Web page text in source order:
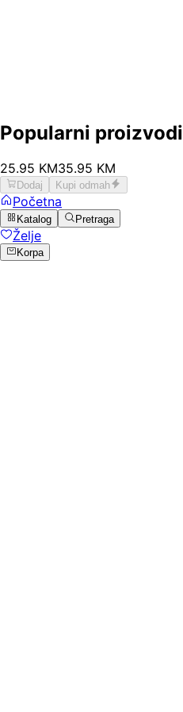
Popularni proizvodi
25.95 KM35.95 KM
Dodaj Kupi odmah
Početna
Katalog Pretraga
Želje
Korpa